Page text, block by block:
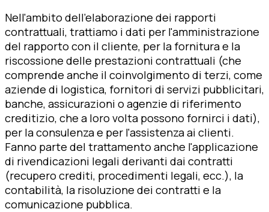
Nell'ambito dell'elaborazione dei rapporti
contrattuali, trattiamo i dati per l'amministrazione
del rapporto con il cliente, per la fornitura e la
riscossione delle prestazioni contrattuali (che
comprende anche il coinvolgimento di terzi, come
aziende di logistica, fornitori di servizi pubblicitari,
banche, assicurazioni o agenzie di riferimento
creditizio, che a loro volta possono fornirci i dati),
per la consulenza e per l'assistenza ai clienti.
Fanno parte del trattamento anche l'applicazione
di rivendicazioni legali derivanti dai contratti
(recupero crediti, procedimenti legali, ecc.), la
contabilità, la risoluzione dei contratti e la
comunicazione pubblica.